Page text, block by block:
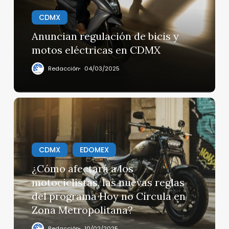
eléctricas
CDMX
CDMX
Anuncian regulación de bicis y
motos eléctricas en CDMX
Redacción 04/03/2025
¿Cómo
afectará
los
motociclistas,
las
nuevas
reglas
del
programa
CDMX EDOMEX
¿Cómo afectará a los
motociclistas, las nuevas reglas
del programa Hoy no Circula en
Zona Metropolitana?